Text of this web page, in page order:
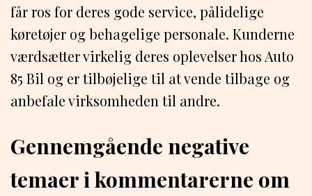
får ros for deres gode service, pålidelige
køretøjer og behagelige personale. Kunderne
værdsætter virkelig deres oplevelser hos Auto
85 Bil og er tilbøjelige til at vende tilbage og
anbefale virksomheden til andre.
Gennemgående negative
temaer i kommentarerne om